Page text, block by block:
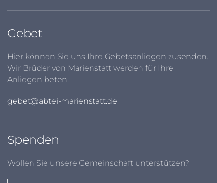
Gebet
Hier können Sie uns Ihre Gebetsanliegen zusenden.
Wir Brüder von Marienstatt werden für Ihre
Anliegen beten.
gebet@abtei-marienstatt.de
Spenden
Wollen Sie unsere Gemeinschaft unterstützen?